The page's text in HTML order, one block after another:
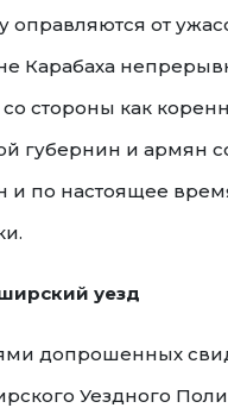
оправляются от
Карабаха
стороны как
губернин и армян
и по настоящее
уезд
допрошенных
Уездного